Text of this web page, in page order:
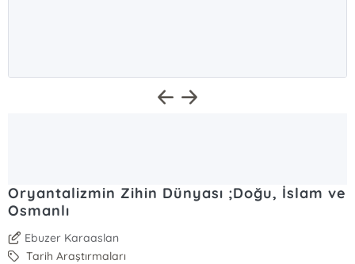
Oryantalizmin Zihin Dünyası ;Doğu, İslam ve
Osmanlı
Ebuzer Karaaslan
Tarih Araştırmaları